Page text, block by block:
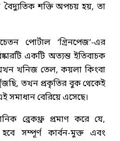
বৈদ্যুতিক শক্তি অপচয় হয়, তা
পোর্টাল ‘গ্রিনপেজ’-এর
একটি অত্যন্ত ইতিবাচক
খনিজ তেল, কয়লা কিংবা
তখন প্রকৃতির বুক থেকেই
বেরিয়ে এসেছে।
ব্রেকথ্রু প্রমাণ করে যে,
সম্পূর্ণ কার্বন-মুক্ত এবং